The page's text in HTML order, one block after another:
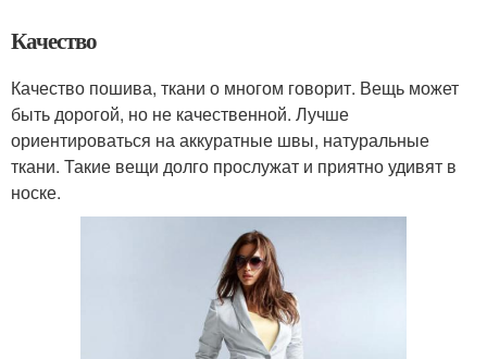
Качество
Качество пошива, ткани о многом говорит. Вещь может
быть дорогой, но не качественной. Лучше
ориентироваться на аккуратные швы, натуральные
ткани. Такие вещи долго прослужат и приятно удивят в
носке.